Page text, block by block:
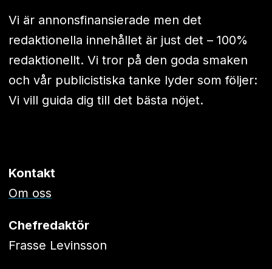
Vi är annonsfinansierade men det
redaktionella innehållet är just det – 100%
redaktionellt. Vi tror på den goda smaken
och vår publicistiska tanke lyder som följer:
Vi vill guida dig till det bästa nöjet.
Kontakt
Om oss
Chefredaktör
Frasse Levinsson